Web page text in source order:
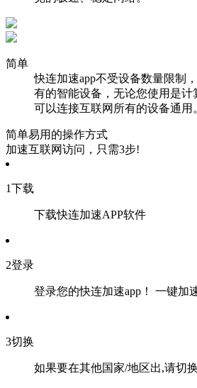
简单
快连加速app不受设备数量限制
有的智能设备，无论您使用是
可以连接互联网所有的设备通用
简单易用的操作方式
加速互联网访问，只需3步!
1下载
下载快连加速APP软件
2登录
登录您的快连加速app！ 一键加
3切换
如果要在其他国家/地区出,请切